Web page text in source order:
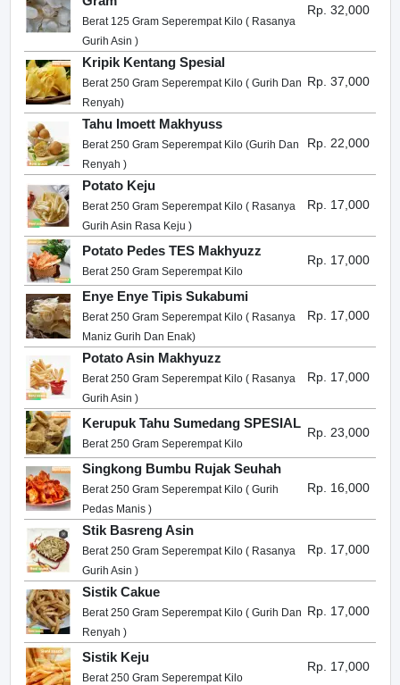
Berat 125 Gram Seperempat Kilo ( Rasanya
Gurih Asin )
Rp. 32,000
Kripik Kentang Spesial
Berat 250 Gram Seperempat Kilo ( Gurih Dan
Renyah)
Rp. 37,000
Tahu Imoett Makhyuss
Berat 250 Gram Seperempat Kilo (Gurih Dan
Renyah )
Rp. 22,000
Potato Keju
Berat 250 Gram Seperempat Kilo ( Rasanya
Gurih Asin Rasa Keju )
Rp. 17,000
Potato Pedes TES Makhyuzz
Berat 250 Gram Seperempat Kilo
Rp. 17,000
Enye Enye Tipis Sukabumi
Berat 250 Gram Seperempat Kilo ( Rasanya
Maniz Gurih Dan Enak)
Rp. 17,000
Potato Asin Makhyuzz
Berat 250 Gram Seperempat Kilo ( Rasanya
Gurih Asin )
Rp. 17,000
Kerupuk Tahu Sumedang SPESIAL
Berat 250 Gram Seperempat Kilo
Rp. 23,000
Singkong Bumbu Rujak Seuhah
Berat 250 Gram Seperempat Kilo ( Gurih
Pedas Manis )
Rp. 16,000
Stik Basreng Asin
Berat 250 Gram Seperempat Kilo ( Rasanya
Gurih Asin )
Rp. 17,000
Sistik Cakue
Berat 250 Gram Seperempat Kilo ( Gurih Dan
Renyah )
Rp. 17,000
Sistik Keju
Berat 250 Gram Seperempat Kilo
Rp. 17,000